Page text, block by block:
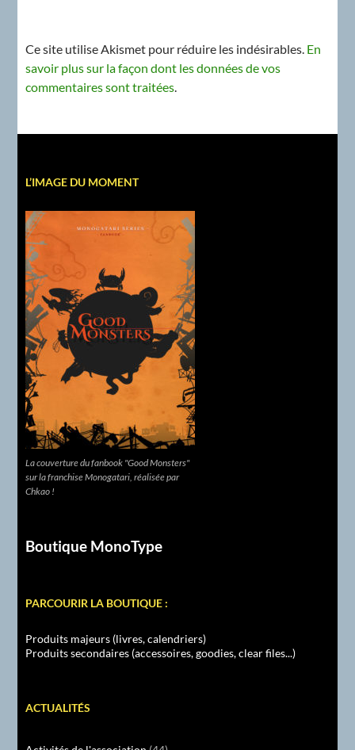
Ce site utilise Akismet pour réduire les indésirables. En
savoir plus sur la façon dont les données de vos
commentaires sont traitées.
L’IMAGE DU MOMENT
La couverture du fanbook "Good Monsters"
sur la franchise Monogatari, réalisée par
Chkao !
Boutique MonoType
PARCOURIR LA BOUTIQUE :
Produits majeurs (livres, calendriers)
Produits secondaires (accessoires, goodies, clear files...)
ACTUALITÉS